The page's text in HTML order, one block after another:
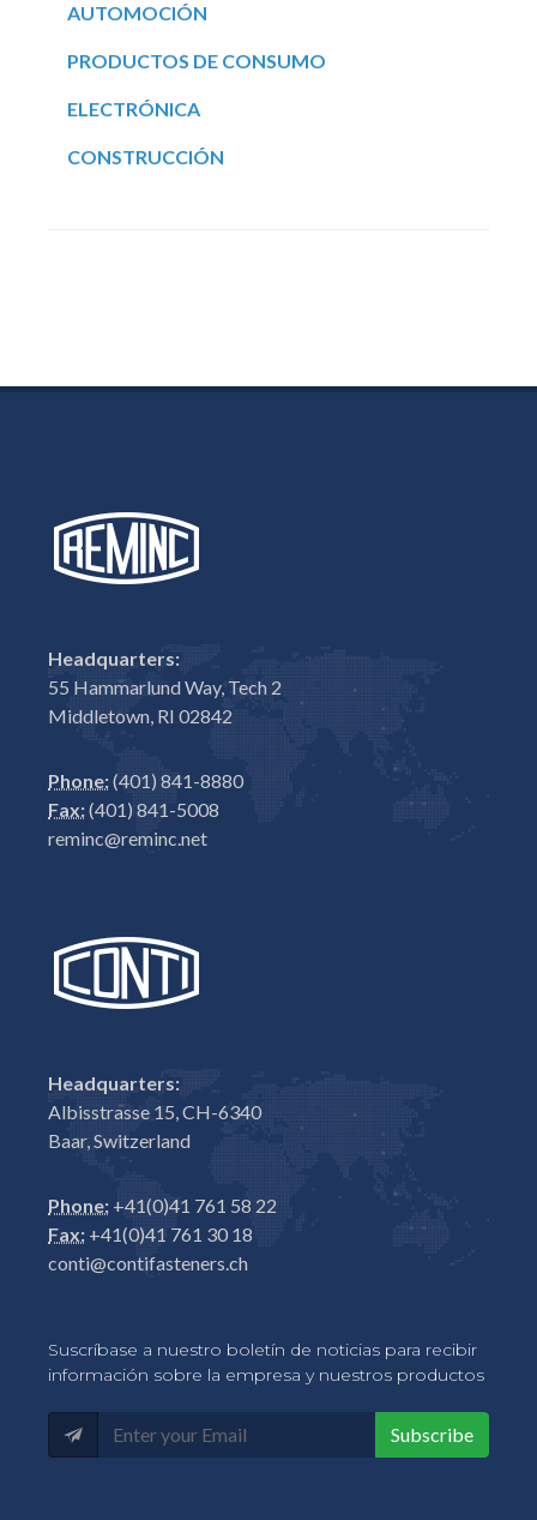
AUTOMOCIÓN
PRODUCTOS DE CONSUMO
ELECTRÓNICA
CONSTRUCCIÓN
Headquarters:
55 Hammarlund Way, Tech 2
Middletown, RI 02842
Phone:(401) 841-8880
Fax:(401) 841-5008
reminc@reminc.net
Headquarters:
Albisstrasse 15, CH-6340
Baar, Switzerland
Phone: +41(0)41 761 58 22
Fax: +41(0)41 761 30 18
conti@contifasteners.ch
Suscríbase a nuestro boletín de noticias para recibir
información sobre la empresa y nuestros productos
Subscribe